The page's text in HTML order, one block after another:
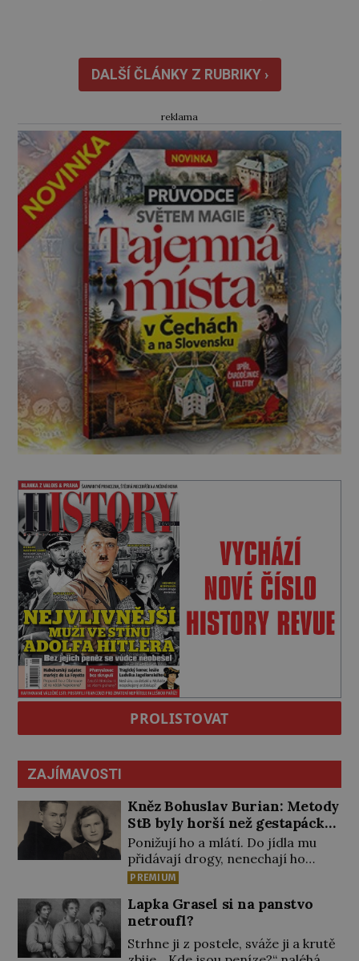
Francouzská flotila pod velením admirála
Laurenta Trugueta (1752‒1839) vyplouvá
v únoru 1793 z Toulonu. Mezi posádkou […]
DALŠÍ ČLÁNKY Z RUBRIKY ›
reklama
PROLISTOVAT
ZAJÍMAVOSTI
Kněz Bohuslav Burian: Metody
StB byly horší než gestapácké
trýznění
Ponižují ho a mlátí. Do jídla mu
přidávají drogy, nenechají ho
pořádně vyspat a smrtí vyhrožují i
týrání nevydrží a estébákům
podepíše všechno, co po něm
chtějí. Svým podpisem jim potvrdí
také to, že na něj během výslechů
PREMIUM
Lapka Grasel si na panstvo
netroufl?
Strhne ji z postele, sváže ji a krutě